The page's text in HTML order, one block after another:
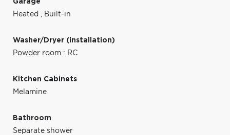
Garage
Heated , Built-in
Washer/Dryer (installation)
Powder room : RC
Kitchen Cabinets
Melamine
Bathroom
Separate shower